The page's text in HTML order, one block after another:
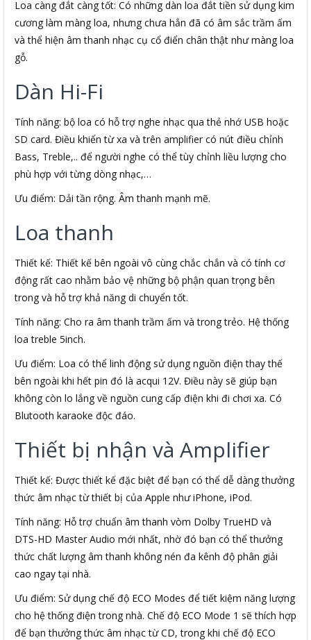
Loa càng đắt càng tốt: Có những dàn loa đắt tiền sử dụng kim
cương làm màng loa, nhưng chưa hẳn đã có âm sắc trầm ấm
và thể hiện âm thanh nhạc cụ cổ điển chân thật như màng loa
gỗ.
Dàn Hi-Fi
Tính năng: bộ loa có hỗ trợ nghe nhạc qua thẻ nhớ USB hoặc
SD card. Điều khiển từ xa và trên amplifier có nút điều chỉnh
Bass, Treble,.. để người nghe có thể tùy chỉnh liều lượng cho
phù hợp với từng dòng nhạc,…
Ưu điểm: Dải tần rộng. Âm thanh mạnh mẽ.
Loa thanh
Thiết kế: Thiết kế bên ngoài vô cùng chắc chắn và có tính cơ
động rất cao nhằm bảo vệ những bộ phận quan trọng bên
trong và hỗ trợ khả năng di chuyển tốt.
Tính năng: Cho ra âm thanh trầm ấm và trong trẻo. Hệ thống
loa treble 5inch.
Ưu điểm: Loa có thể linh động sử dụng nguồn điện thay thế
bên ngoài khi hết pin đó là acqui 12V. Điều này sẽ giúp bạn
không còn lo lắng về nguồn cung cấp điện khi đi chơi xa. Có
Blutooth karaoke độc đáo.
Thiết bị nhận và Amplifier
Thiết kế: Được thiết kế đặc biệt để bạn có thể dễ dàng thưởng
thức âm nhạc từ thiết bị của Apple như iPhone, iPod.
Tính năng: Hỗ trợ chuẩn âm thanh vòm Dolby TrueHD và
DTS-HD Master Audio mới nhất, nhờ đó bạn có thể thưởng
thức chất lượng âm thanh không nén đa kênh độ phân giải
cao ngay tại nhà.
Ưu điểm: Sử dụng chế độ ECO Modes để tiết kiệm năng lượng
cho hệ thống điện trong nhà. Chế độ ECO Mode 1 sẽ thích hợp
để bạn thưởng thức âm nhạc từ CD, trong khi chế độ ECO